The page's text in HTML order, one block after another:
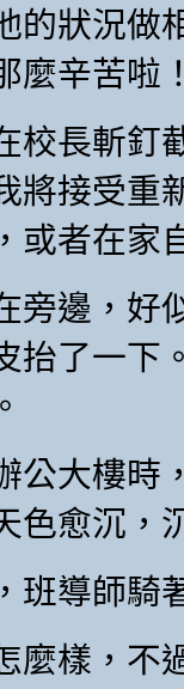
的狀況做
麼辛苦啦
校長斬釘
將接受重
或者在家
旁邊，好
抬了一下
公大樓時
色愈沉，
班導師騎
麼樣，